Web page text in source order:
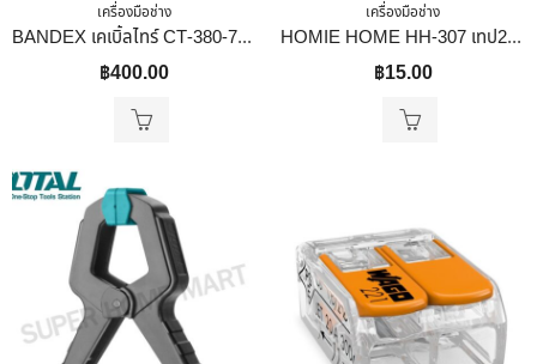
เครื่องมือช่าง
BANDEX เคเบิ้ลไทร์ CT-380-7C ยาว 15 นิ้ว สีขาว
฿400.00
เครื่องมือช่าง
HOMIE HOME HH-307 เทป2หน้า กาวสองหน้า สติ๊กเกอร์นาโน แปะติดกำแพงแน่น ไม่ต้องเจาะ
฿15.00